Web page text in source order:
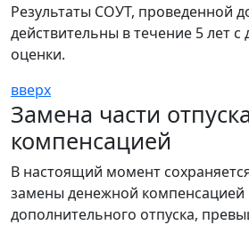
Результаты СОУТ, проведенной
действительны в течение 5 лет
оценки.
вверх
Замена части
компенсацией
В настоящий момент
замены денежной компенсацией
дополнительного отпуска,